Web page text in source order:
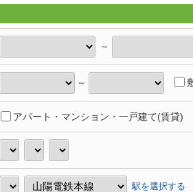
～
～
アパート・マンション・一戸建て(賃貸)
駅を選択する